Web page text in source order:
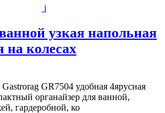
i
узкая напольная
на колесах
GR7504 удобная 4ярусная
органайзер для ванной,
гардеробной, ко